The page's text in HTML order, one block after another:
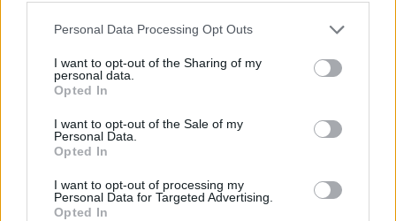
Personal Data Processing Opt Outs
I want to opt-out of the Sharing of my
personal data.
Opted In
I want to opt-out of the Sale of my
Personal Data.
Opted In
I want to opt-out of processing my
Personal Data for Targeted Advertising.
Opted In
Biella Rugby Club – Rangers Vicenza
Petrarca Rugby – Mogliano Veneto Rugby
8° turno
And. 17 gennaio ore 14:30; Rit. 18 aprile ore
15:30
Femi CZ Rugby Rovigo – Biella Rugby Club
HBS Colorno – Sitav Rugby Lyons